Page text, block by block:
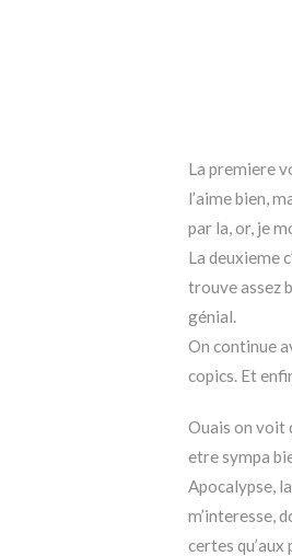
La premiere
l’aime bien,
par la, or, je
La deuxieme
trouve assez
génial.
On continue
copics. Et
Ouais on voit
etre sympa
Apocalypse,
m’interesse,
certes